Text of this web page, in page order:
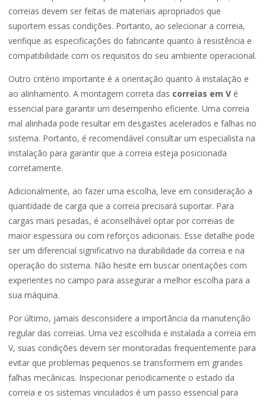
correias devem ser feitas de materiais apropriados que
suportem essas condições. Portanto, ao selecionar a correia,
verifique as especificações do fabricante quanto à resistência e
compatibilidade com os requisitos do seu ambiente operacional.
Outro critério importante é a orientação quanto à instalação e
ao alinhamento. A montagem correta das correias em V é
essencial para garantir um desempenho eficiente. Uma correia
mal alinhada pode resultar em desgastes acelerados e falhas no
sistema. Portanto, é recomendável consultar um especialista na
instalação para garantir que a correia esteja posicionada
corretamente.
Adicionalmente, ao fazer uma escolha, leve em consideração a
quantidade de carga que a correia precisará suportar. Para
cargas mais pesadas, é aconselhável optar por correias de
maior espessura ou com reforços adicionais. Esse detalhe pode
ser um diferencial significativo na durabilidade da correia e na
operação do sistema. Não hesite em buscar orientações com
experientes no campo para assegurar a melhor escolha para a
sua máquina.
Por último, jamais desconsidere a importância da manutenção
regular das correias. Uma vez escolhida e instalada a correia em
V, suas condições devem ser monitoradas frequentemente para
evitar que problemas pequenos se transformem em grandes
falhas mecânicas. Inspecionar periodicamente o estado da
correia e os sistemas vinculados é um passo essencial para